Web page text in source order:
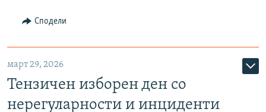
Сподели
март 29, 2026
Тензичен изборен ден со
нерегуларности и инциденти